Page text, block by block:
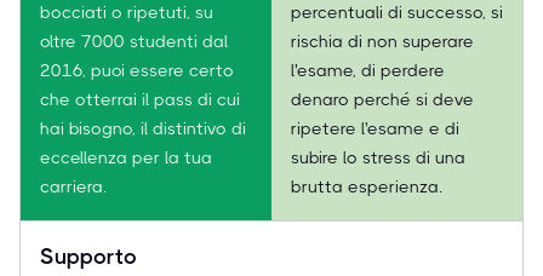
bocciati o ripetuti, su
oltre 7000 studenti dal
2016, puoi essere certo
che otterrai il pass di cui
hai bisogno, il distintivo di
eccellenza per la tua
carriera.
percentuali di successo, si
rischia di non superare
l'esame, di perdere
denaro perché si deve
ripetere l'esame e di
subire lo stress di una
brutta esperienza.
Supporto